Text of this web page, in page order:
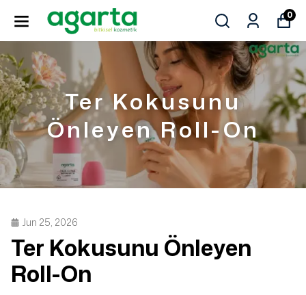
0
Ter Kokusunu
Önleyen Roll-On
Jun 25, 2026
Ter Kokusunu Önleyen
Roll-On